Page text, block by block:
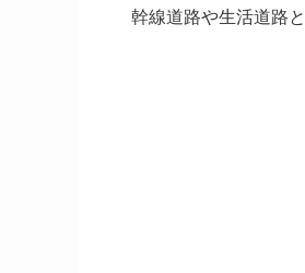
幹線道路や生活道路